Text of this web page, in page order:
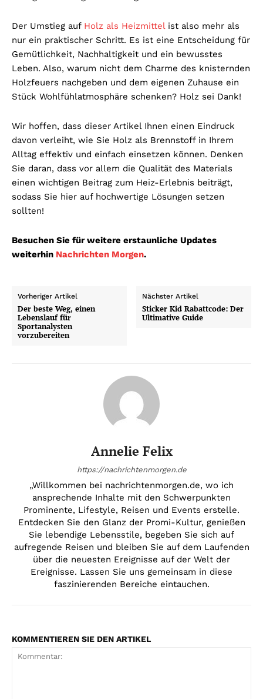
Der Umstieg auf Holz als Heizmittelist also mehr als
nur ein praktischer Schritt. Es ist eine Entscheidung für
Gemütlichkeit, Nachhaltigkeit und ein bewusstes
Leben. Also, warum nicht dem Charme des knisternden
Holzfeuers nachgeben und dem eigenen Zuhause ein
Stück Wohlfühlatmosphäre schenken? Holz sei Dank!
Wir hoffen, dass dieser Artikel Ihnen einen Eindruck
davon verleiht, wie Sie Holz als Brennstoff in Ihrem
Alltag effektiv und einfach einsetzen können. Denken
Sie daran, dass vor allem die Qualität des Materials
einen wichtigen Beitrag zum Heiz-Erlebnis beiträgt,
sodass Sie hier auf hochwertige Lösungen setzen
sollten!
Besuchen Sie für weitere erstaunliche Updates
weiterhin Nachrichten Morgen.
Vorheriger Artikel
Der beste Weg, einen
Lebenslauf für
Sportanalysten
vorzubereiten
Nächster Artikel
Sticker Kid Rabattcode: Der
Ultimative Guide
Annelie Felix
https://nachrichtenmorgen.de
„Willkommen bei nachrichtenmorgen.de, wo ich
ansprechende Inhalte mit den Schwerpunkten
Prominente, Lifestyle, Reisen und Events erstelle.
Entdecken Sie den Glanz der Promi-Kultur, genießen
Sie lebendige Lebensstile, begeben Sie sich auf
aufregende Reisen und bleiben Sie auf dem Laufenden
über die neuesten Ereignisse auf der Welt der
Ereignisse. Lassen Sie uns gemeinsam in diese
faszinierenden Bereiche eintauchen.
KOMMENTIEREN SIE DEN ARTIKEL